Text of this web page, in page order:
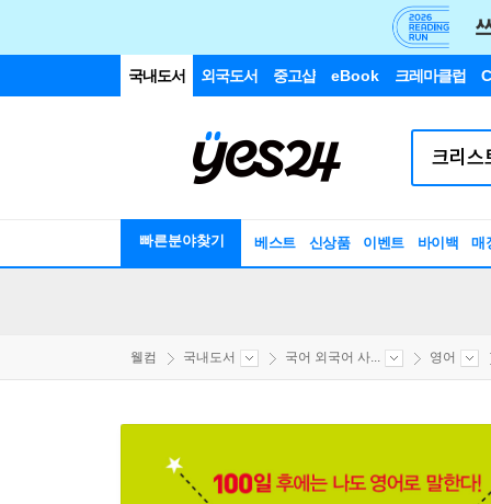
국내도서 외국도서 중고샵 eBook 크레마클럽
빠른분야찾기 베스트 신상품 이벤트 바이백 매
웰컴 국내도서 국어 외국어 사... 영어